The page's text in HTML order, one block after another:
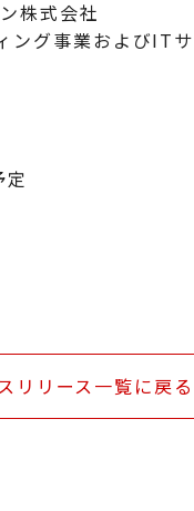
株式会社
ング事業およびIT
リリース一覧に戻る